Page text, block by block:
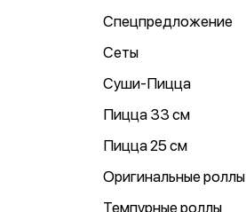
Спецпредложение
Сеты
Суши-Пицца
Пицца 33 см
Пицца 25 см
Оригинальные роллы
Темпурные роллы